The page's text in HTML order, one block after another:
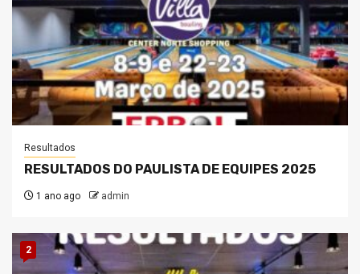
Resultados
RESULTADOS DO PAULISTA DE EQUIPES 2025
1 ano ago admin
2